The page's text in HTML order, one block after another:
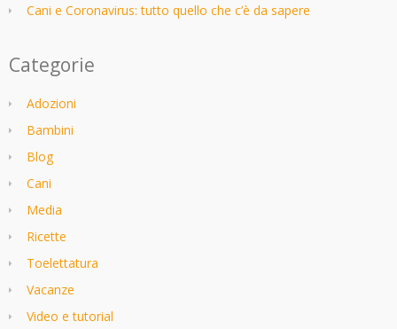
Cani e Coronavirus: tutto quello che c’è da sapere
Categorie
Adozioni
Bambini
Blog
Cani
Media
Ricette
Toelettatura
Vacanze
Video e tutorial